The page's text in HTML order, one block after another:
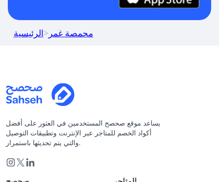
الرئيسية> محمصة غمر
يساعد موقع صحصح المستخدمين في العثور على أفضل
أكواد الخصم للمتاجر عبر الإنترنت وتطبيقات التوصيل
والتي يتم تحديثها باستمرار.